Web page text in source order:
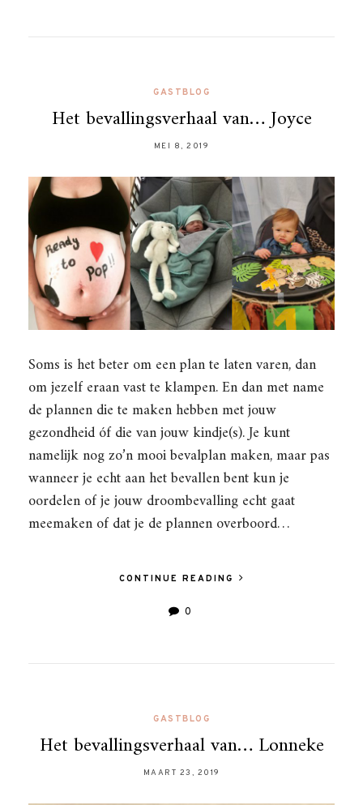
GASTBLOG
Het bevallingsverhaal van… Joyce
MEI 8, 2019
Soms is het beter om een plan te laten varen, dan
om jezelf eraan vast te klampen. En dan met name
de plannen die te maken hebben met jouw
gezondheid óf die van jouw kindje(s). Je kunt
namelijk nog zo’n mooi bevalplan maken, maar pas
wanneer je echt aan het bevallen bent kun je
oordelen of je jouw droombevalling echt gaat
meemaken of dat je de plannen overboord…
CONTINUE READING
0
GASTBLOG
Het bevallingsverhaal van… Lonneke
MAART 23, 2019